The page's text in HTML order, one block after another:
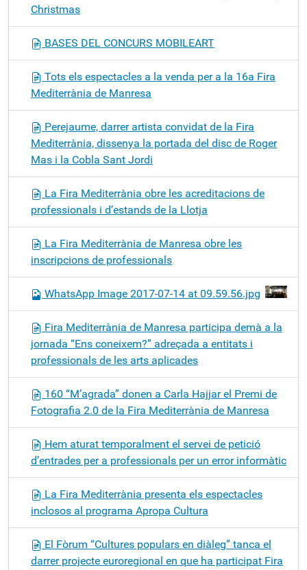
Christmas
BASES DEL CONCURS MOBILEART
Tots els espectacles a la venda per a la 16a Fira
Mediterrània de Manresa
Perejaume, darrer artista convidat de la Fira
Mediterrània, dissenya la portada del disc de Roger
Mas i la Cobla Sant Jordi
La Fira Mediterrània obre les acreditacions de
professionals i d’estands de la Llotja
La Fira Mediterrània de Manresa obre les
inscripcions de professionals
WhatsApp Image 2017-07-14 at 09.59.56.jpg
Fira Mediterrània de Manresa participa demà a la
jornada “Ens coneixem?” adreçada a entitats i
professionals de les arts aplicades
160 “M’agrada” donen a Carla Hajjar el Premi de
Fotografia 2.0 de la Fira Mediterrània de Manresa
Hem aturat temporalment el servei de petició
d’entrades per a professionals per un error informàtic
La Fira Mediterrània presenta els espectacles
inclosos al programa Apropa Cultura
El Fòrum “Cultures populars en diàleg” tanca el
darrer projecte euroregional en que ha participat Fira